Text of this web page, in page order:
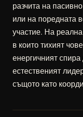
разчита на
или на поредната
участие. На
в които тихият
енергичният
естественият
същото като